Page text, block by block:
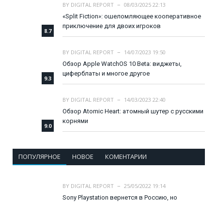
8.7
BY DIGITAL REPORT
08/03/2025 22:13
«Split Fiction»: ошеломляющее кооперативное
приключение для двоих игроков
9.3
BY DIGITAL REPORT
14/07/2023 19:50
Обзор Apple WatchOS 10 Beta: виджеты,
циферблаты и многое другое
9.0
BY DIGITAL REPORT
14/03/2023 22:40
Обзор Atomic Heart: атомный шутер с русскими
корнями
ПОПУЛЯРНОЕ НОВОЕ КОМЕНТАРИИ
BY DIGITAL REPORT
25/05/2022 19:14
Sony Playstation вернется в Россию, но